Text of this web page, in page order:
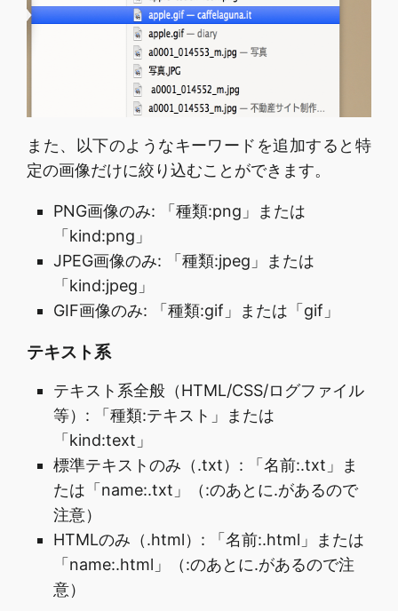
また、以下のようなキーワードを追加すると特
定の画像だけに絞り込むことができます。
PNG画像のみ: 「種類:png」または
「kind:png」
JPEG画像のみ: 「種類:jpeg」または
「kind:jpeg」
GIF画像のみ: 「種類:gif」または「gif」
テキスト系
テキスト系全般（HTML/CSS/ログファイル
等）: 「種類:テキスト」または
「kind:text」
標準テキストのみ（.txt）: 「名前:.txt」ま
たは「name:.txt」（:のあとに.があるので
注意）
HTMLのみ（.html）: 「名前:.html」または
「name:.html」（:のあとに.があるので注
意）